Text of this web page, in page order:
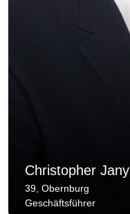
Christopher Jany
39, Obernburg
Geschäftsführer